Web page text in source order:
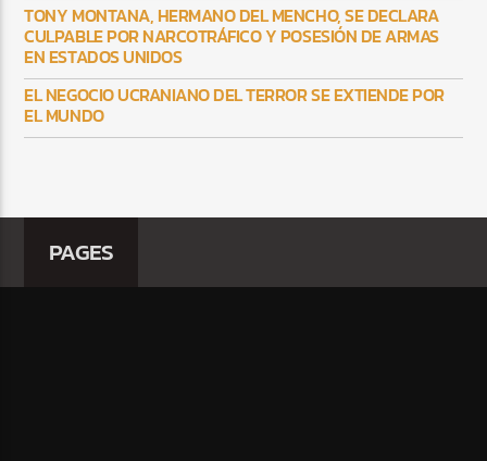
TONY MONTANA, HERMANO DEL MENCHO, SE DECLARA
CULPABLE POR NARCOTRÁFICO Y POSESIÓN DE ARMAS
EN ESTADOS UNIDOS
EL NEGOCIO UCRANIANO DEL TERROR SE EXTIENDE POR
EL MUNDO
PAGES